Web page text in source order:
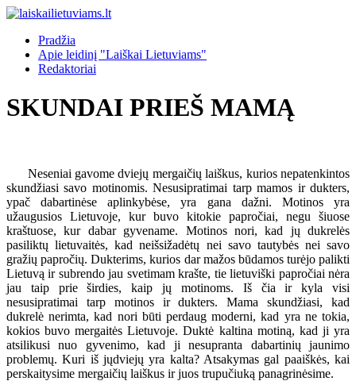
Pradžia
Apie leidinį "Laiškai Lietuviams"
Redaktoriai
SKUNDAI PRIEŠ MAMĄ
Neseniai gavome dviejų mergaičių laiškus, kurios nepatenkintos
skundžiasi savo motinomis. Nesusipratimai tarp mamos ir dukters,
ypač dabartinėse aplinkybėse, yra gana dažni. Motinos yra
užaugusios Lietuvoje, kur buvo kitokie papročiai, negu šiuose
kraštuose, kur dabar gyvename. Motinos nori, kad jų dukrelės
pasiliktų lietuvaitės, kad neišsižadėtų nei savo tautybės nei savo
gražių papročių. Dukterims, kurios dar mažos būdamos turėjo palikti
Lietuvą ir subrendo jau svetimam krašte, tie lietuviški papročiai nėra
jau taip prie širdies, kaip jų motinoms. Iš čia ir kyla visi
nesusipratimai tarp motinos ir dukters. Mama skundžiasi, kad
dukrelė nerimta, kad nori būti perdaug moderni, kad yra ne tokia,
kokios buvo mergaitės Lietuvoje. Duktė kaltina motiną, kad ji yra
atsilikusi nuo gyvenimo, kad ji nesupranta dabartinių jaunimo
problemų. Kuri iš jųdviejų yra kalta? Atsakymas gal paaiškės, kai
perskaitysime mergaičių laiškus ir juos trupučiuką panagrinėsime.